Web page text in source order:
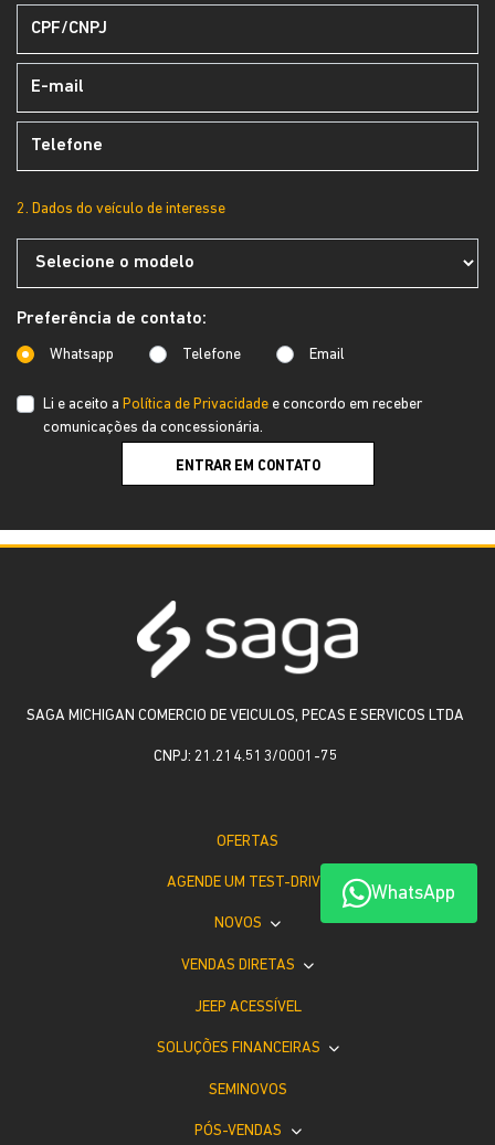
2. Dados do veículo de interesse
Preferência de contato:
Whatsapp Telefone Email
Li e aceito a Política de Privacidade e concordo em receber
comunicações da concessionária.
ENTRAR EM CONTATO
WhatsApp
SAGA MICHIGAN COMERCIO DE VEICULOS, PECAS E SERVICOS LTDA
CNPJ: 21.214.513/0001-75
OFERTAS
AGENDE UM TEST-DRIVE
NOVOS
VENDAS DIRETAS
JEEP ACESSÍVEL
SOLUÇÕES FINANCEIRAS
SEMINOVOS
PÓS-VENDAS